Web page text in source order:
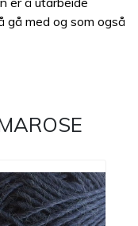
gå med og som også